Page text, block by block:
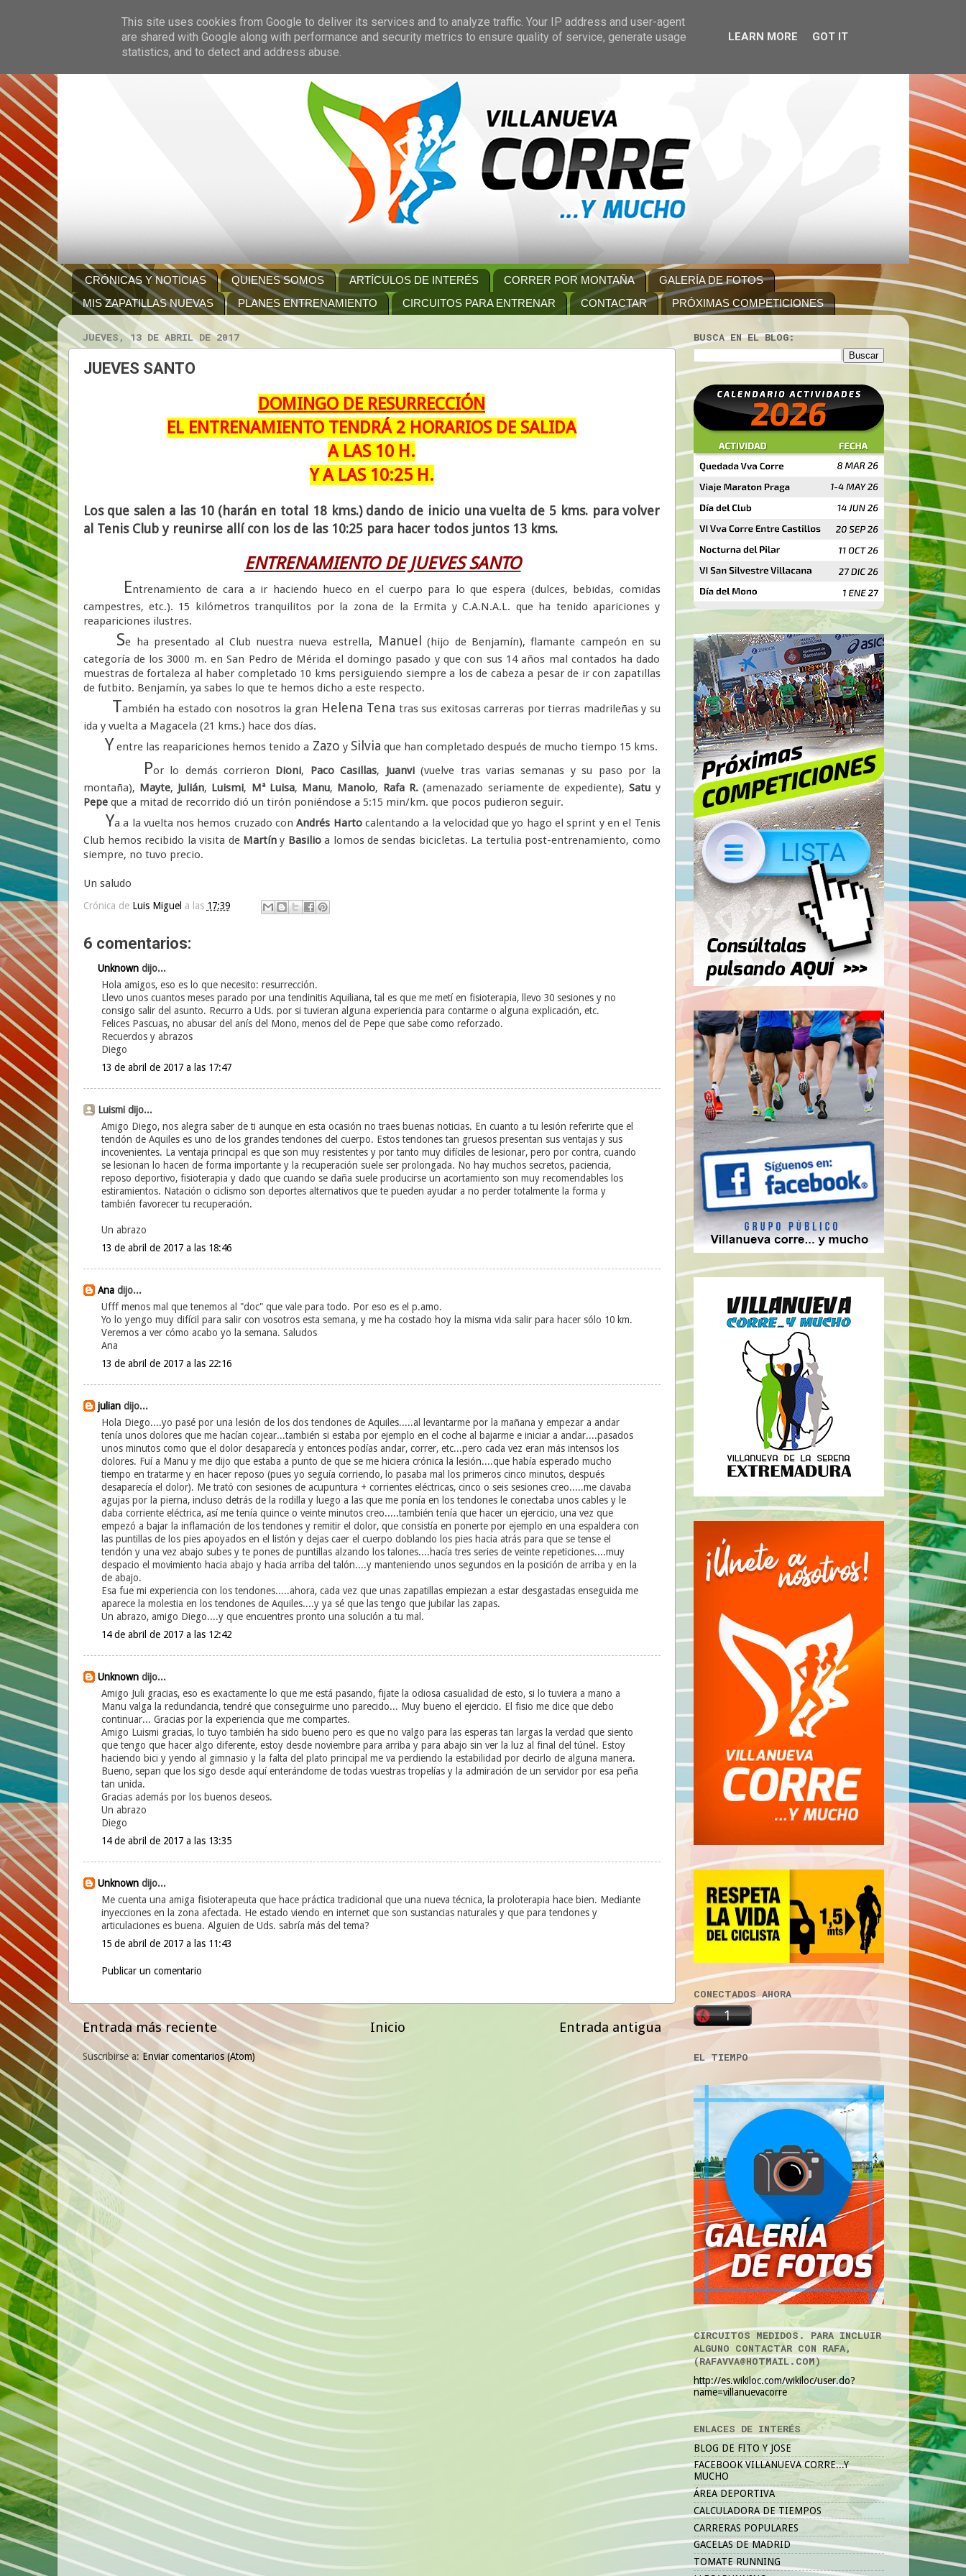
CRÓNICAS Y NOTICIAS QUIENES SOMOS ARTÍCULOS DE INTERÉS CORRER POR MONTAÑA
GALERÍA DE FOTOS
MIS ZAPATILLAS NUEVAS
PLANES ENTRENAMIENTO CIRCUITOS PARA ENTRENAR CONTACTAR PRÓXIMAS COMPETICIONES
JUEVES, 13 DE ABRIL DE 2017
JUEVES SANTO
DOMINGO DE RESURRECCIÓN
EL ENTRENAMIENTO TENDRÁ 2 HORARIOS DE SALIDA
A LAS 10 H.
Y A LAS 10:25 H.
Los que salen a las 10 (harán en total 18 kms.) dando de inicio una vuelta de 5 kms. para volver
al Tenis Club y reunirse allí con los de las 10:25 para hacer todos juntos 13 kms.
ENTRENAMIENTO DE JUEVES SANTO
Entrenamiento de cara a ir haciendo hueco en el cuerpo para lo que espera (dulces, bebidas, comidas
campestres, etc.). 15 kilómetros tranquilitos por la zona de la Ermita y C.A.N.A.L. que ha tenido apariciones y
reapariciones ilustres.
Se ha presentado al Club nuestra nueva estrella, Manuel (hijo de Benjamín), flamante campeón en su
categoría de los 3000 m. en San Pedro de Mérida el domingo pasado y que con sus 14 años mal contados ha dado
muestras de fortaleza al haber completado 10 kms persiguiendo siempre a los de cabeza a pesar de ir con zapatillas
de futbito. Benjamín, ya sabes lo que te hemos dicho a este respecto.
También ha estado con nosotros la gran Helena Tena tras sus exitosas carreras por tierras madrileñas y su
ida y vuelta a Magacela (21 kms.) hace dos días.
Y entre las reapariciones hemos tenido a Zazo y Silvia que han completado después de mucho tiempo 15 kms.
Por lo demás corrieron Dioni, Paco Casillas, Juanvi(vuelve tras varias semanas y su paso por la
montaña), Mayte, Julián, Luismi, Mª Luisa, Manu, Manolo, Rafa R. (amenazado seriamente de expediente),Satu y
Pepe que a mitad de recorrido dió un tirón poniéndose a 5:15 min/km. que pocos pudieron seguir.
Ya a la vuelta nos hemos cruzado conAndrés Hartocalentando a la velocidad que yo hago el sprint y en el Tenis
Club hemos recibido la visita de Martíny Basilioa lomos de sendas bicicletas. La tertulia post-entrenamiento, como
siempre, no tuvo precio.
Un saludo
Crónica de Luis Miguel a las 17:39
6 comentarios:
Unknowndijo...
Hola amigos, eso es lo que necesito: resurrección.
Llevo unos cuantos meses parado por una tendinitis Aquiliana, tal es que me metí en fisioterapia, llevo 30 sesiones y no
consigo salir del asunto. Recurro a Uds. por si tuvieran alguna experiencia para contarme o alguna explicación, etc.
Felices Pascuas, no abusar del anís del Mono, menos del de Pepe que sabe como reforzado.
Recuerdos y abrazos
Diego
13 de abril de 2017 a las 17:47
Luismi dijo...
Amigo Diego, nos alegra saber de ti aunque en esta ocasión no traes buenas noticias. En cuanto a tu lesión referirte que el
tendón de Aquiles es uno de los grandes tendones del cuerpo. Estos tendones tan gruesos presentan sus ventajas y sus
incovenientes. La ventaja principal es que son muy resistentes y por tanto muy difíciles de lesionar, pero por contra, cuando
se lesionan lo hacen de forma importante y la recuperación suele ser prolongada. No hay muchos secretos, paciencia,
reposo deportivo, fisioterapia y dado que cuando se daña suele producirse un acortamiento son muy recomendables los
estiramientos. Natación o ciclismo son deportes alternativos que te pueden ayudar a no perder totalmente la forma y
también favorecer tu recuperación.
Un abrazo
13 de abril de 2017 a las 18:46
Anadijo...
Ufff menos mal que tenemos al "doc" que vale para todo. Por eso es el p.amo.
Yo lo yengo muy difícil para salir con vosotros esta semana, y me ha costado hoy la misma vida salir para hacer sólo 10 km.
Veremos a ver cómo acabo yo la semana. Saludos
Ana
13 de abril de 2017 a las 22:16
juliandijo...
Hola Diego....yo pasé por una lesión de los dos tendones de Aquiles.....al levantarme por la mañana y empezar a andar
tenía unos dolores que me hacían cojear...también si estaba por ejemplo en el coche al bajarme e iniciar a andar....pasados
unos minutos como que el dolor desaparecía y entonces podías andar, correr, etc...pero cada vez eran más intensos los
dolores. Fuí a Manu y me dijo que estaba a punto de que se me hiciera crónica la lesión....que había esperado mucho
tiempo en tratarme y en hacer reposo (pues yo seguía corriendo, lo pasaba mal los primeros cinco minutos, después
desaparecía el dolor). Me trató con sesiones de acupuntura + corrientes eléctricas, cinco o seis sesiones creo.....me clavaba
agujas por la pierna, incluso detrás de la rodilla y luego a las que me ponía en los tendones le conectaba unos cables y le
daba corriente eléctrica, así me tenía quince o veinte minutos creo.....también tenía que hacer un ejercicio, una vez que
empezó a bajar la inflamación de los tendones y remitir el dolor, que consistía en ponerte por ejemplo en una espaldera con
las puntillas de los pies apoyados en el listón y dejas caer el cuerpo doblando los pies hacia atrás para que se tense el
tendón y una vez abajo subes y te pones de puntillas alzando los talones....hacía tres series de veinte repeticiones....muy
despacio el movimiento hacia abajo y hacia arriba del talón....y manteniendo unos segundos en la posición de arriba y en la
de abajo.
Esa fue mi experiencia con los tendones.....ahora, cada vez que unas zapatillas empiezan a estar desgastadas enseguida me
aparece la molestia en los tendones de Aquiles....y ya sé que las tengo que jubilar las zapas.
Un abrazo, amigo Diego....y que encuentres pronto una solución a tu mal.
14 de abril de 2017 a las 12:42
Unknowndijo...
Amigo Juli gracias, eso es exactamente lo que me está pasando, fijate la odiosa casualidad de esto, si lo tuviera a mano a
Manu valga la redundancia, tendré que conseguirme uno parecido... Muy bueno el ejercicio. El fisio me dice que debo
continuar... Gracias por la experiencia que me compartes.
Amigo Luismi gracias, lo tuyo también ha sido bueno pero es que no valgo para las esperas tan largas la verdad que siento
que tengo que hacer algo diferente, estoy desde noviembre para arriba y para abajo sin ver la luz al final del túnel. Estoy
haciendo bici y yendo al gimnasio y la falta del plato principal me va perdiendo la estabilidad por decirlo de alguna manera.
Bueno, sepan que los sigo desde aquí enterándome de todas vuestras tropelías y la admiración de un servidor por esa peña
tan unida.
Gracias además por los buenos deseos.
Un abrazo
Diego
14 de abril de 2017 a las 13:35
Unknowndijo...
Me cuenta una amiga fisioterapeuta que hace práctica tradicional que una nueva técnica, la proloterapia hace bien. Mediante
inyecciones en la zona afectada. He estado viendo en internet que son sustancias naturales y que para tendones y
articulaciones es buena. Alguien de Uds. sabría más del tema?
15 de abril de 2017 a las 11:43
Publicar un comentario
Entrada más reciente Entrada antigua
Inicio
Suscribirse a: Enviar comentarios (Atom)
BUSCA EN EL BLOG:
CONECTADOS AHORA
EL TIEMPO
CIRCUITOS MEDIDOS. PARA INCLUIR
ALGUNO CONTACTAR CON RAFA,
(RAFAVVA@HOTMAIL.COM)
http://es.wikiloc.com/wikiloc/user.do?
name=villanuevacorre
ENLACES DE INTERÉS
BLOG DE FITO Y JOSE
FACEBOOK VILLANUEVA CORRE...Y
MUCHO
ÁREA DEPORTIVA
CALCULADORA DE TIEMPOS
CARRERAS POPULARES
GACELAS DE MADRID
TOMATE RUNNING
This site uses cookies from Google to deliver its services and to analyze traffic. Your IP address and user-agent
are shared with Google along with performance and security metrics to ensure quality of service, generate usage
statistics, and to detect and address abuse.
LEARN MORE GOT IT